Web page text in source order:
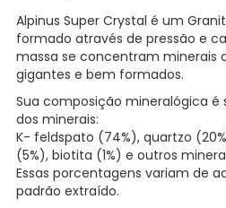
Alpinus Super Crystal é um
formado através de pressão e
massa se concentram minerais
gigantes e bem formados.
Sua composição mineralógica é
dos minerais:
K- feldspato (74%), quartzo
(5%), biotita (1%) e outros
Essas porcentagens variam de
padrão extraído.